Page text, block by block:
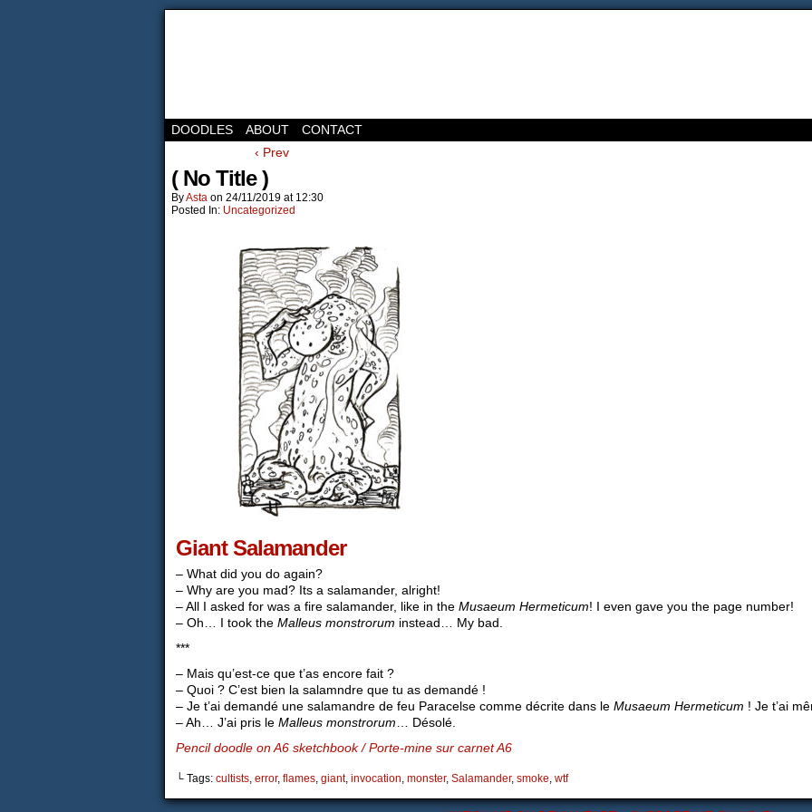
DOODLES ABOUT
CONTACT
‹ Prev
( No Title )
ByAsta on 24/11/2019 at 12:30
Posted In: Uncategorized
Giant Salamander
– What did you do again?
– Why are you mad? Its a salamander, alright!
– All I asked for was a fire salamander, like in the Musaeum Hermeticum! I even gave you the page number!
– Oh… I took the Malleus monstrorum instead… My bad.
***
– Mais qu’est-ce que t’as encore fait ?
– Quoi ? C’est bien la salamndre que tu as demandé !
– Je t’ai demandé une salamandre de feu Paracelse comme décrite dans le Musaeum Hermeticum ! Je t’ai
– Ah… J’ai pris le Malleus monstrorum … Désolé.
Pencil doodle on A6 sketchbook / Porte-mine sur carnet A6
└ Tags: cultists, error, flames, giant, invocation, monster, Salamander, smoke, wtf